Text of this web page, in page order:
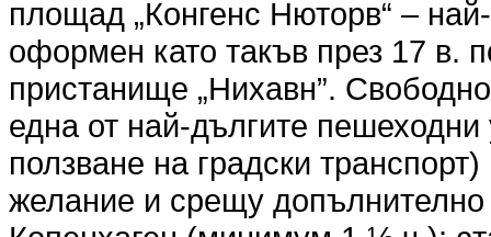
площад „Конгенс Нюторв“ –
оформен като такъв през 17 в.
пристанище „Нихавн”.
една от най-дългите
ползване на градски
желание и срещу